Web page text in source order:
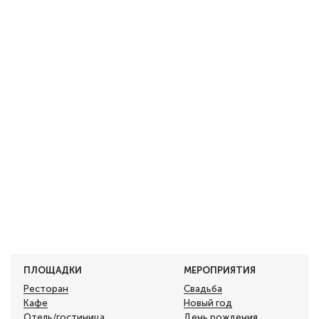
ПЛОЩАДКИ
Ресторан
Кафе
МЕРОПРИЯТИЯ
Свадьба
Новый год